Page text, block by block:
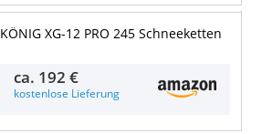
KÖNIG XG-12 PRO 245 Schneeketten
ca. 192 €
kostenlose Lieferung